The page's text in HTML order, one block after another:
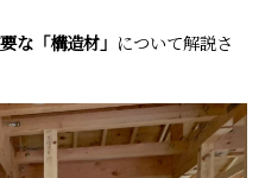
な「構造材」 について解説さ